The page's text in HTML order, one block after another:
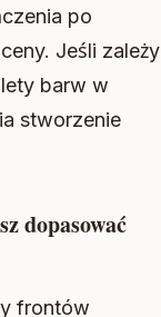
po
Jeśli zależy
barw w
stworzenie
dopasować
frontów